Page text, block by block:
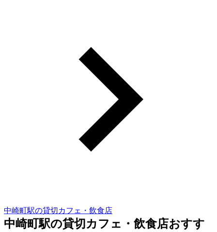
中崎町駅の貸切カフェ・飲食店
中崎町駅の貸切カフェ・飲食店おすす